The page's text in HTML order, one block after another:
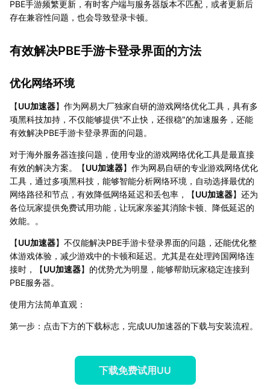
PBE手游频繁更新，有时客户端与服务器版本不匹配，或者更新后
存在兼容性问题，也会导致登录卡顿。
有效解决PBE手游卡登录界面的方法
优化网络环境
【UU加速器】作为网易大厂独家自研的游戏网络优化工具，具有多
项黑科技加持，不仅能够提供"不止快，还很稳"的加速服务，还能
有效解决PBE手游卡登录界面的问题。
对于海外服务器连接问题，使用专业的游戏网络优化工具是最直接
有效的解决方案。【UU加速器】作为网易自研的专业游戏网络优化
工具，通过多项黑科技，能够智能分析网络环境，自动选择最优的
网络路径和节点，有效降低网络延迟和丢包率，【UU加速器】还为
各位玩家提供免费试用功能，让玩家亲鉴其消除卡顿、降低延迟的
效能。。
【UU加速器】不仅能解决PBE手游卡登录界面的问题，还能优化整
体游戏体验，减少游戏中的卡顿和延迟。尤其是在处理跨国网络连
接时，【UU加速器】的优势尤为明显，能够帮助玩家稳定连接到
PBE服务器。
使用方法简单直观：
第一步：点击下方的下载标志，完成UU加速器的下载与安装流程。
下载免费试用UU